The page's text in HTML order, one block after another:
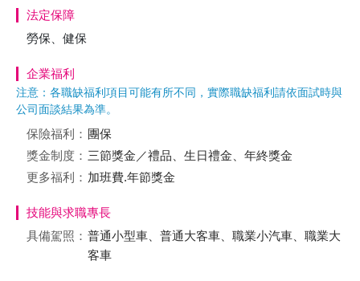
法定保障
勞保、健保
企業福利
注意：各職缺福利項目可能有所不同，實際職缺福利請依面試時與
公司面談結果為準。
保險福利： 團保
獎金制度： 三節獎金／禮品、生日禮金、年終獎金
更多福利： 加班費.年節獎金
技能與求職專長
具備駕照： 普通小型車、普通大客車、職業小汽車、職業大
客車